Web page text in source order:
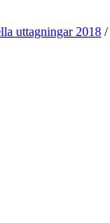
uttagningar 2018 /